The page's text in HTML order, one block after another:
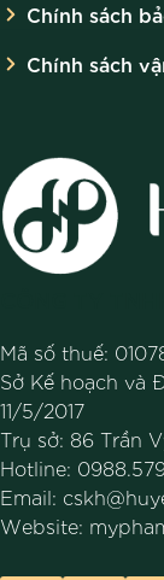
Chính sách
Chính sách
Mã số thuế:
Sở Kế hoạch và
11/5/2017
Trụ sở: 86 Trần
Hotline:
Email:
Website: